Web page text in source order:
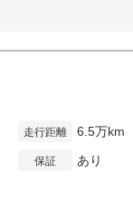
走行距離 6.5万km
保証 あり